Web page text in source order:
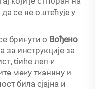
се не оштећује у
бринути о Вођено
за инструкције за
биће леп и
меку тканину и
била сјајна и